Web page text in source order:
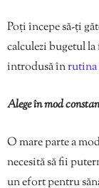
Poți începe să-ți
calculezi bugetul
introdusă înrutina
Alege în mod
O mare parte a
necesită să fii
un efort pentru